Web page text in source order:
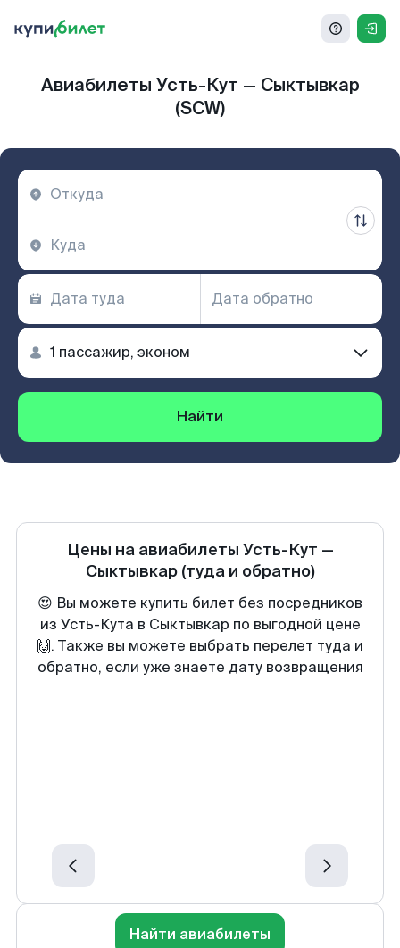
Авиабилеты Усть-Кут — Сыктывкар
(SCW)
Найти
Цены на авиабилеты Усть-Кут —
Сыктывкар (туда и обратно)
😍 Вы можете купить билет без посредников
из Усть-Кута в Сыктывкар по выгодной цене
🙌. Также вы можете выбрать перелет туда и
обратно, если уже знаете дату возвращения
Найти авиабилеты